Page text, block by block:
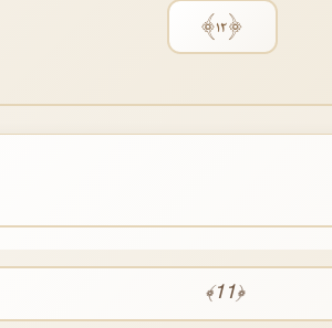
﴿١٢﴾
﴾11﴿